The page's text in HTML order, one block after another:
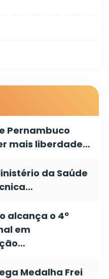
Pernambuco
mais liberdade…
da Saúde
alcança o 4º
em
Medalha Frei